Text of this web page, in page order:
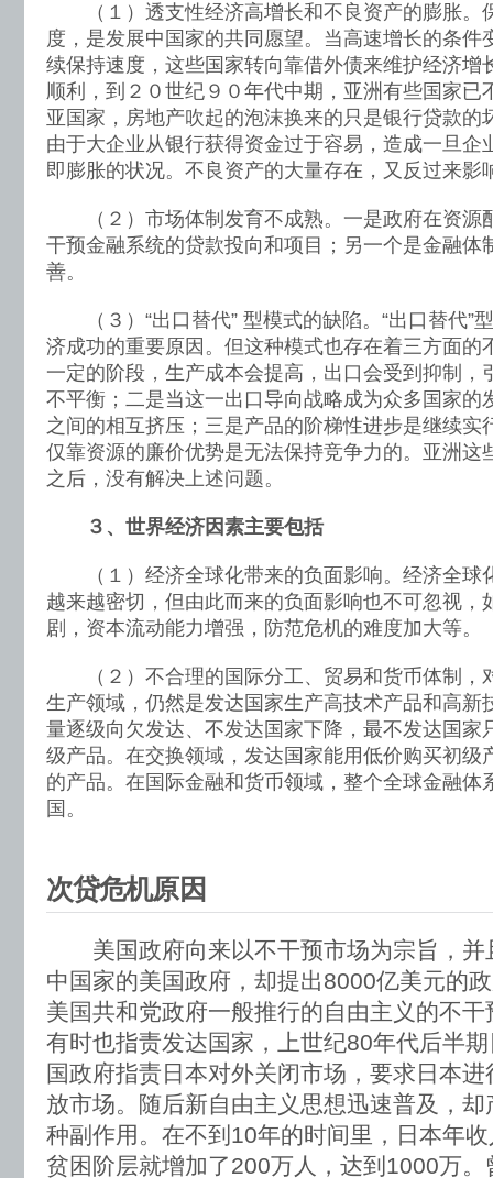
（１）透支性经济高增长和不良资产的膨胀。
度，是发展中国家的共同愿望。当高速增长的条件
续保持速度，这些国家转向靠借外债来维护经济增
顺利，到２０世纪９０年代中期，亚洲有些国家已
亚国家，房地产吹起的泡沫换来的只是银行贷款的
由于大企业从银行获得资金过于容易，造成一旦企
即膨胀的状况。不良资产的大量存在，又反过来影
（２）市场体制发育不成熟。一是政府在资源
干预金融系统的贷款投向和项目；另一个是金融体
善。
（３）“出口替代” 型模式的缺陷。“出口替代”
济成功的重要原因。但这种模式也存在着三方面的
一定的阶段，生产成本会提高，出口会受到抑制，
不平衡；二是当这一出口导向战略成为众多国家的
之间的相互挤压；三是产品的阶梯性进步是继续实
仅靠资源的廉价优势是无法保持竞争力的。亚洲这
之后，没有解决上述问题。
３、世界经济因素主要包括
（１）经济全球化带来的负面影响。经济全球
越来越密切，但由此而来的负面影响也不可忽视，
剧，资本流动能力增强，防范危机的难度加大等。
（２）不合理的国际分工、贸易和货币体制，
生产领域，仍然是发达国家生产高技术产品和高新
量逐级向欠发达、不发达国家下降，最不发达国家
级产品。在交换领域，发达国家能用低价购买初级
的产品。在国际金融和货币领域，整个全球金融体
国。
次贷危机原因
美国政府向来以不干预市场为宗旨，并
中国家的美国政府，却提出8000亿美元的
美国共和党政府一般推行的自由主义的不
有时也指责发达国家，上世纪80年代后半
国政府指责日本对外关闭市场，要求日本
放市场。随后新自由主义思想迅速普及，
种副作用。在不到10年的时间里，日本年
贫困阶层就增加了200万人，达到1000万